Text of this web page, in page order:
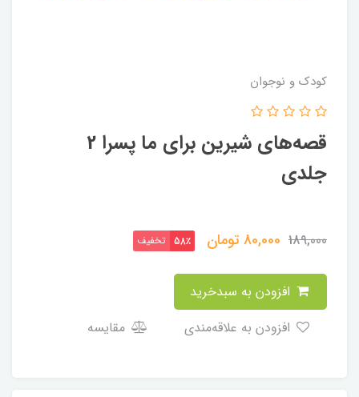
کودک و نوجوان
قصه‌های شیرین برای ما پسرا 2
جلدی
189,000
80,000تومان 58٪ تخفیف
مقایسه